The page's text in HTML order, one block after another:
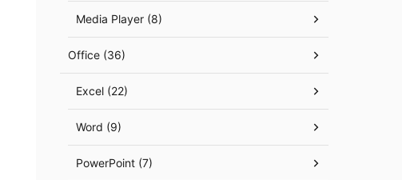
Media Player (8)
Office (36)
Excel (22)
Word (9)
PowerPoint (7)